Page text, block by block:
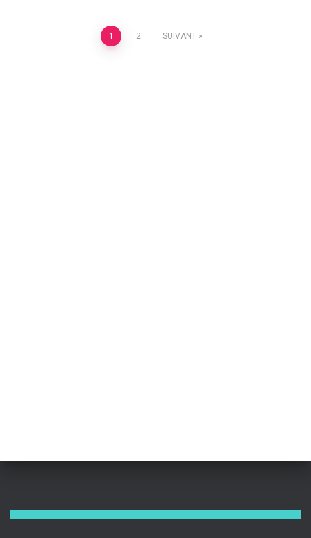
Pagination 1 2 SUIVANT